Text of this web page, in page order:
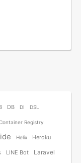
DB DI DSL
Registry
Helix Heroku
LINE Bot Laravel